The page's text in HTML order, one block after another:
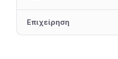
Επιχείρηση